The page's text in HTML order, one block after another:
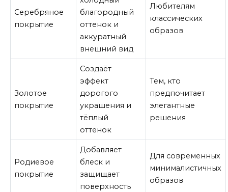
Серебряное
покрытие
благородный
оттенок и
аккуратный
внешний вид
Любителям
классических
образов
Золотое
покрытие
Создаёт
эффект
дорогого
украшения и
тёплый
оттенок
Тем, кто
предпочитает
элегантные
решения
Родиевое
покрытие
Добавляет
блеск и
защищает
поверхность
Для современных
минималистичных
образов